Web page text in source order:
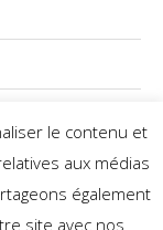
le contenu et
aux médias
également
site avec nos